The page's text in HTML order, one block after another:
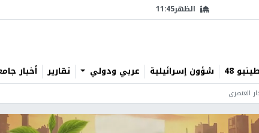
الظهر11:45
48 شؤون إسرائيلية عربي ودولي تقارير أخبار
العنصري